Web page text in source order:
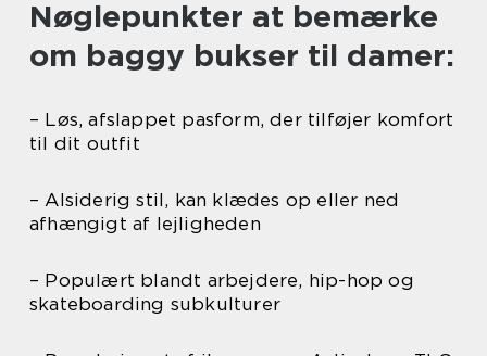
Nøglepunkter at bemærke
om baggy bukser til damer:
– Løs, afslappet pasform, der tilføjer komfort
til dit outfit
– Alsiderig stil, kan klædes op eller ned
afhængigt af lejligheden
– Populært blandt arbejdere, hip-hop og
skateboarding subkulturer